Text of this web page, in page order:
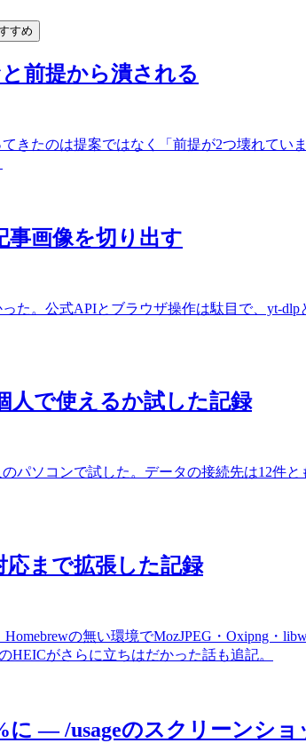
すめ
前提から潰される
きたのは提案ではなく「前提が2つ壊れて
事画像を切り出す
た。公式APIとブラウザ操作は駄目で、yt-
人で使えるか試した記録
パソコンで試した。データの接続先は12件
応まで拡張した記録
の無い環境でMozJPEG・Oxipng・
HEICがさらに立ちはだかった話も追記。
に — /usageのスクリーンシ